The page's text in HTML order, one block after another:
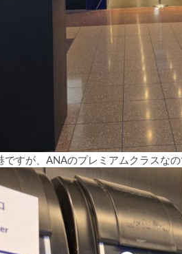
すが、ANAのプレミアムクラスな